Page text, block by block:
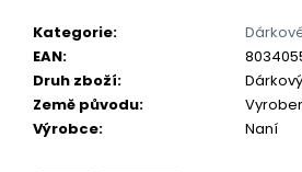
Kategorie:
EAN:
Druh zboží:
Země původu:
Výrobce: Naní
e
m
e